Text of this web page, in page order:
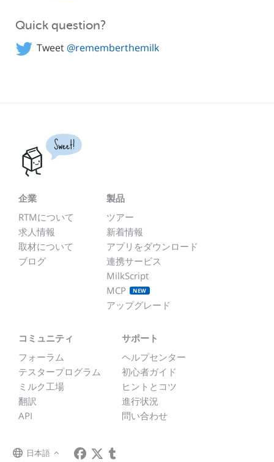
Quick question?
Tweet @rememberthemilk
Sweet!
企業
RTMについて
求人情報
取材について
ブログ
製品
ツアー
新着情報
アプリをダウンロード
連携サービス
MilkScript
MCP
NEW
アップグレード
コミュニティ
フォーラム
テスタープログラム
ミルク工場
翻訳
API
サポート
ヘルプセンター
初心者ガイド
ヒントとコツ
進行状況
問い合わせ
日本語